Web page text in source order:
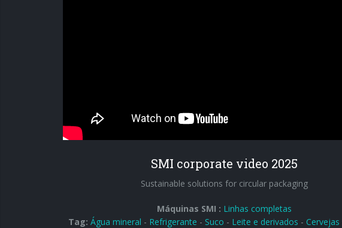
SMI corporate video 2025
Sustainable solutions for circular packaging
Máquinas SMI : Linhas completas
Tag: Água mineral - Refrigerante - Suco - Leite e derivados - Cervejas